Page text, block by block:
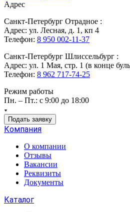
Адрес
Санкт-Петербург Отрадное :
Адрес: ул. Лесная, д. 1, кп 4
Телефон: 8 950 002-11-37
Санкт-Петербург Шлиссельбург :
Адрес: ул. 1 Мая, стр. 1 (в конце
Телефон: 8 962 717-74-25
Режим работы
Пн. – Пт.: с 9:00 до 18:00
Подать заявку
Компания
О компании
Отзывы
Вакансии
Реквизиты
Документы
Каталог